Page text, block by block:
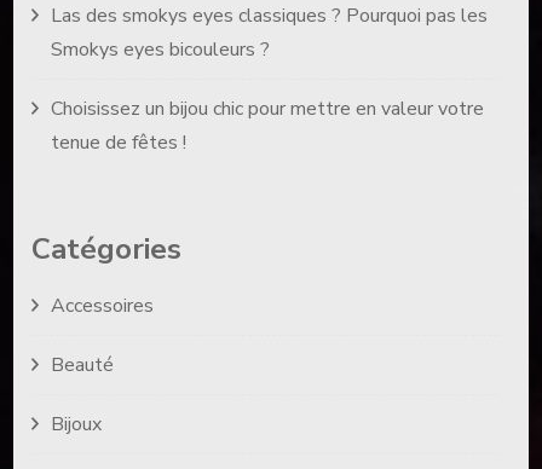
Las des smokys eyes classiques ? Pourquoi pas les
Smokys eyes bicouleurs ?
Choisissez un bijou chic pour mettre en valeur votre
tenue de fêtes !
Catégories
Accessoires
Beauté
Bijoux